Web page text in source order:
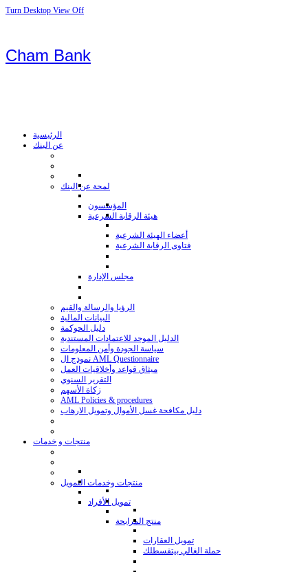
Turn Desktop View Off
Cham Bank
الرئيسية
عن البنك
لمحة عن البنك
المؤسسون
هيئة الرقابة الشرعية
أعضاء الهيئة الشرعية
فتاوى الرقابة الشرعية
مجلس الإدارة
الرؤيا والرسالة والقيم
البيانات المالية
دليل الحوكمة
الدليل الموحد للاعتمادات المستندية
سياسة الجودة وأمن المعلومات
نموذج ال AML Questionnaire
ميثاق قواعد وأخلاقيات العمل
التقرير السنوي
زكاة الأسهم
AML Policies & procedures
دليل مكافحة غسل الأموال وتمويل الارهاب
منتجات و خدمات
منتجات وخدمات التمويل
تمويل الأفراد
منتج المرابحة
تمويل العقارات
حملة الغالي بيتقسطلك